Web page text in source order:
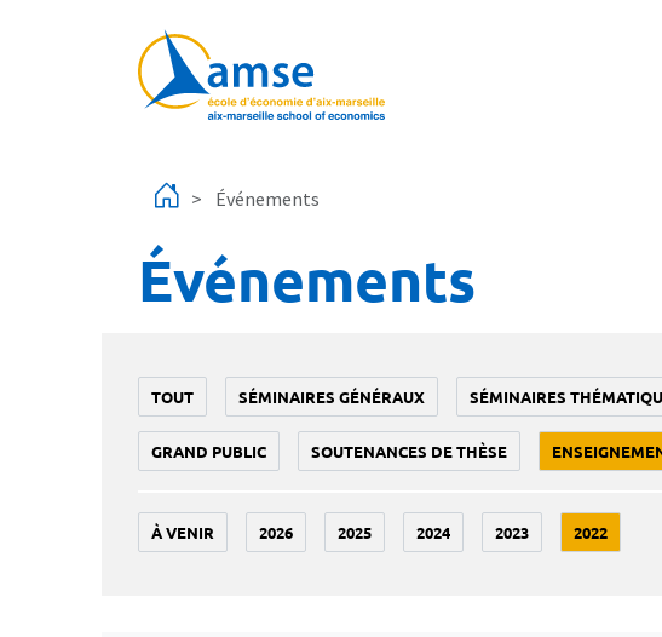
Événements
Événements
TOUT SÉMINAIRES GÉNÉRAUX SÉMINAIRES
GRAND PUBLIC SOUTENANCES DE THÈSE
À VENIR 2026 2025 2024 2023 2022